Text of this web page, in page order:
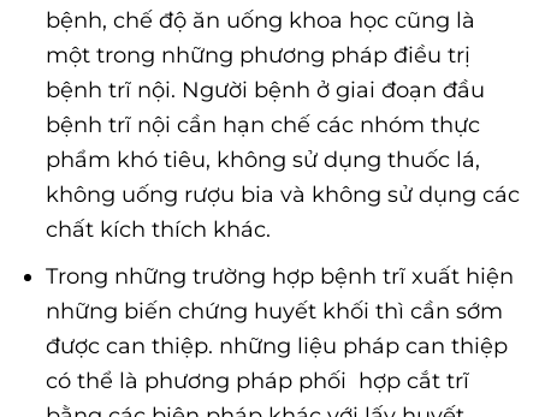
bệnh, chế độ ăn uống khoa học cũng là
một trong những phương pháp điều trị
bệnh trĩ nội. Người bệnh ở giai đoạn đầu
bệnh trĩ nội cần hạn chế các nhóm thực
phẩm khó tiêu, không sử dụng thuốc lá,
không uống rượu bia và không sử dụng các
chất kích thích khác.
Trong những trường hợp bệnh trĩ xuất hiện
những biến chứng huyết khối thì cần sớm
được can thiệp. những liệu pháp can thiệp
có thể là phương pháp phối hợp cắt trĩ